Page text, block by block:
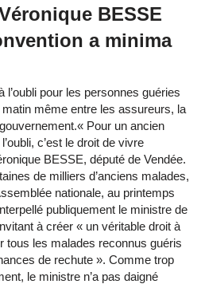
BESSE
a minima
l’oubli pour les personnes guéries
même entre les assureurs, la
Pour un ancien
c’est le droit de vivre
BESSE, député de Vendée.
de milliers d’anciens malades,
nationale, au printemps
publiquement le ministre de
à créer « un véritable droit à
tous les malades reconnus guéris
de rechute ». Comme trop
le ministre n’a pas daigné